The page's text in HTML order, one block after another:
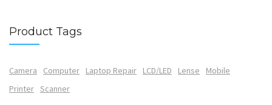
Product Tags
Camera Computer Laptop Repair LCD/LED Lense
Mobile
Printer Scanner